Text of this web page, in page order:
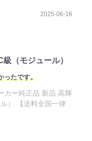
2025-06-16
（モジュール）
ったです。
カー純正品 新品 高輝
） 【送料全国一律